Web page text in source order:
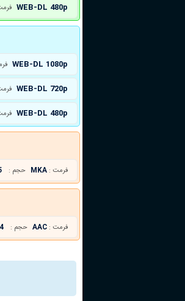
WEB-DL 480p
WEB-DL 1080p
WEB-DL 720p
WEB-DL 480p
فرمت : MKA حجم :
فرمت : AAC حجم :